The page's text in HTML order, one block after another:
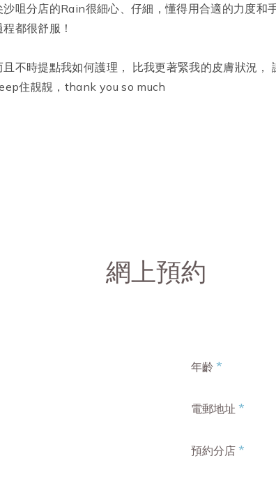
沙咀分店的Rain很細心、仔細，懂得用合適的力度和
程都很舒服！
且不時提點我如何護理， 比我更著緊我的皮膚狀況
住靚靚，thank you so much
網上預約
年齡 *
電郵地址 *
預約分店 *